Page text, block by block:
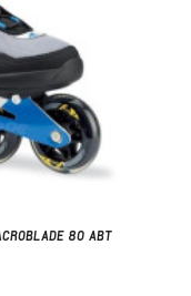
80 ABT